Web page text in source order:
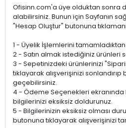
Ofisinn.com'a üye olduktan sonra
alabilirsiniz. Bunun için Sayfanın
"Hesap Oluştur" butonuna
1 - Üyelik İşlemlerini
2 - Satın almak istediğiniz ürünleri
3 - Sepetinizdeki ürünlerinizi
tıklayarak alışverişinizi
geçebilirsiniz.
4 - Ödeme Seçenekleri ekranında
bilgilerinizi eksiksiz doldurunuz.
5 - Bilgilerinizin eksiksiz olması
butonuna tıklayarak alışverişinizi